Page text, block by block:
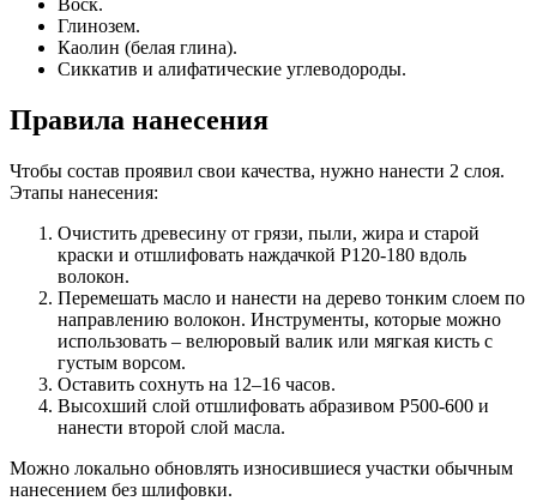
Глинозем.
Каолин (белая глина).
Сиккатив и алифатические углеводороды.
Правила нанесения
Чтобы состав проявил свои качества, нужно нанести 2 слоя.
Этапы нанесения:
Очистить древесину от грязи, пыли, жира и старой
краски и отшлифовать наждачкой Р120-180 вдоль
волокон.
Перемешать масло и нанести на дерево тонким слоем по
направлению волокон. Инструменты, которые можно
использовать – велюровый валик или мягкая кисть с
густым ворсом.
Оставить сохнуть на 12–16 часов.
Высохший слой отшлифовать абразивом Р500-600 и
нанести второй слой масла.
Можно локально обновлять износившиеся участки обычным
нанесением без шлифовки.